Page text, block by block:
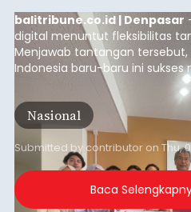
balitribune.co.id | Denpasar
digital menuntut fleksibilitas
Menjawab tantangan tersebut,
Indonesia baru-baru ini sukses
program Pengabdian Kepada
skala internasional di
Laboratory, Okayama
Nasional
Submitted by contributor on Thu,
Baca